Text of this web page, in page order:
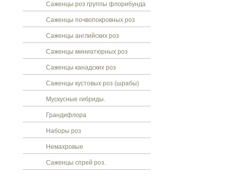
Саженцы роз группы флорибунда
Саженцы почвопокровных роз
Саженцы английских роз
Саженцы миниатюрных роз
Саженцы канадских роз
Саженцы кустовых роз (шрабы)
Мускусные гибриды.
Грандифлора
Наборы роз
Немахровые
Саженцы спрей роз.